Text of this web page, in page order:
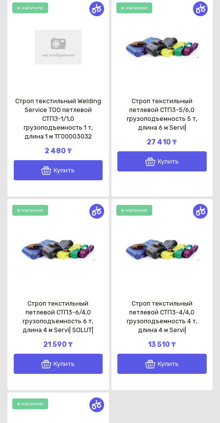
в наличии
Строп текстильный Welding
Service TOO петлевой
СТПЗ-1/1,0
грузоподъемность 1 т,
длина 1 м ТГ00003032
2 480 ₸
Купить
в наличии
Строп текстильный
петлевой СТП3-5/6,0
грузоподъемность 5 т,
длина 6 м Servi|
27 410 ₸
Купить
в наличии
Строп текстильный
петлевой СТП3-6/4,0
грузоподъемность 6 т,
длина 4 м Servi| SOLUT|
21 590 ₸
Купить
в наличии
Строп текстильный
петлевой СТП3-4/4,0
грузоподъемность 4 т,
длина 4 м Servi|
13 510 ₸
Купить
в наличии